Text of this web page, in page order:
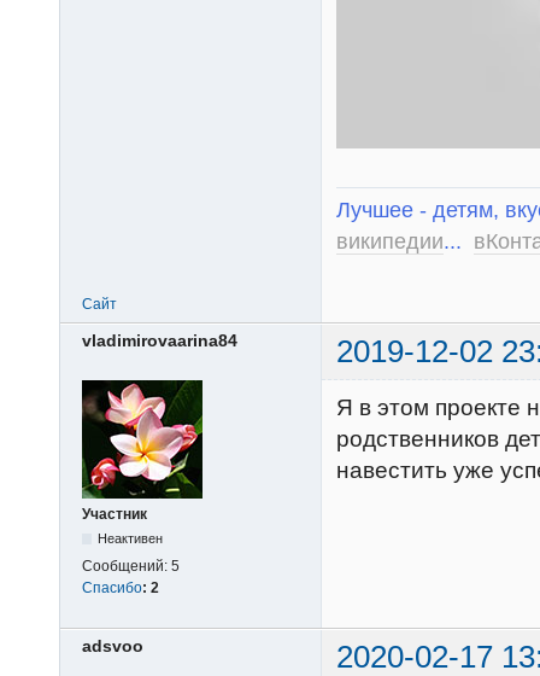
Лучшее - детям,
википедии...
Сайт
vladimirovaarina84 2019-12-02
Участник
Неактивен
Сообщений: 5
Спасибо: 2
Я в этом проекте
родственников
навестить уже
adsvoo 2020-02-17